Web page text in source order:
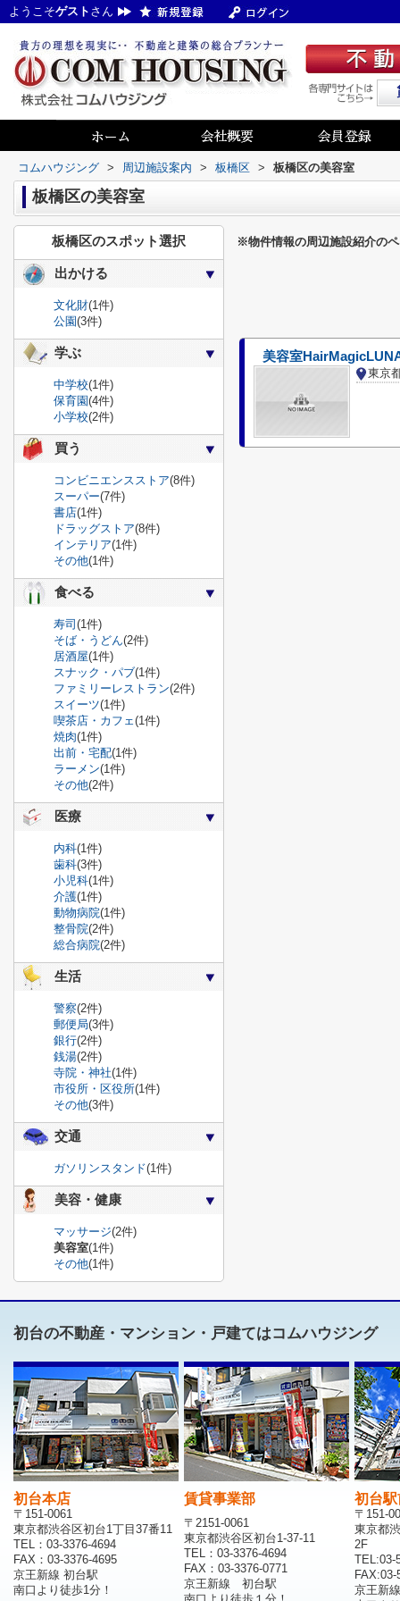
ようこそゲスト さん
コムハウジング > 周辺施設案内 > 板橋区 > 板橋区の美容室
板橋区の美容室
※物件情報の周辺施設紹介の
美容室
東京
板橋区のスポット選択
出かける
文化財(1件)
公園(3件)
学ぶ
中学校(1件)
保育園(4件)
小学校(2件)
買う
コンビニエンスストア(8件)
スーパー(7件)
書店(1件)
ドラッグストア(8件)
インテリア(1件)
その他(1件)
食べる
寿司 (1件)
そば・うどん(2件)
居酒屋(1件)
スナック・パブ(1件)
ファミリーレストラン(2件)
スイーツ(1件)
喫茶店・カフェ(1件)
焼肉(1件)
出前・宅配(1件)
ラーメン(1件)
その他(2件)
医療
内科(1件)
歯科(3件)
小児科(1件)
介護(1件)
動物病院(1件)
整骨院(2件)
総合病院(2件)
生活
警察(2件)
郵便局(3件)
銀行(2件)
銭湯(2件)
寺院・神社(1件)
市役所・区役所(1件)
その他(3件)
交通
ガソリンスタンド(1件)
美容・健康
マッサージ(2件)
美容室(1件)
その他(1件)
初台の不動産・マンション・戸建てはコムハウジング
初台本店
〒151-0061
東京都渋谷区初台1丁目37番11
TEL：03-3376-4694
FAX：03-3376-4695
京王新線 初台駅
南口より徒歩1分！
賃貸事業部
〒2151-0061
東京都渋谷区初台1-37-11
TEL：03-3376-4694
FAX：03-3376-0771
京王新線 初台駅
初台
〒151-
東京都
2F
TEL:03-
FAX:03-
京王新